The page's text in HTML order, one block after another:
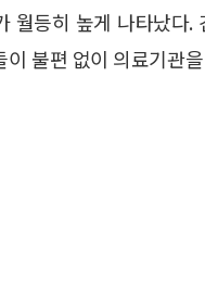
등히 높게 나타났다.
불편 없이 의료기관